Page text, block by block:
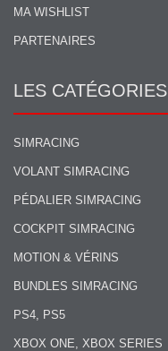
MA WISHLIST
PARTENAIRES
LES CATÉGORIES
SIMRACING
VOLANT SIMRACING
PÉDALIER SIMRACING
COCKPIT SIMRACING
MOTION & VÉRINS
BUNDLES SIMRACING
PS4, PS5
XBOX ONE, XBOX SERIES